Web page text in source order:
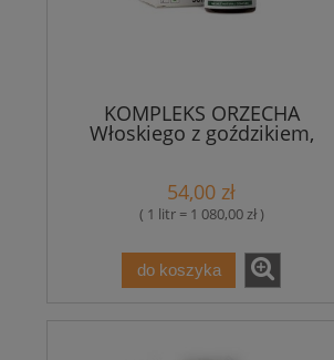
KOMPLEKS ORZECHA
Włoskiego z goździkiem,
cynamonem i grejfrutem -
54,00 zł
( 1 litr = 1 080,00 zł )
do koszyka